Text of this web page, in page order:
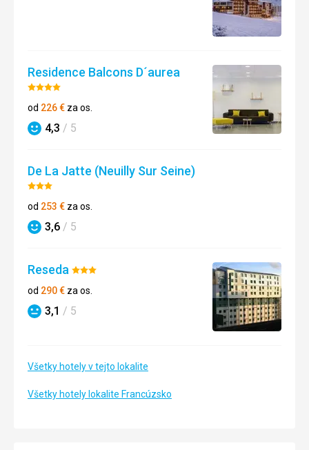
Residence Balcons D´aurea
Hodnotenie:
4/5
od 226€ za os.
Hodnotenie
4,3 / 5
De La Jatte (Neuilly Sur Seine)
Hodnotenie:
3/5
od 253 € za os.
Hodnotenie
3,6 / 5
Reseda Hodnotenie:
3/5
od 290€ za os.
Hodnotenie
3,1 / 5
Všetky hotely v tejto lokalite
Všetky hotely lokalite Francúzsko